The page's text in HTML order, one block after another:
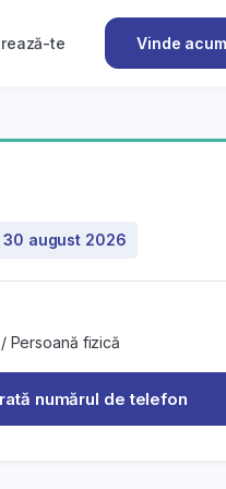
te Vinde acum
30 august 2026
Persoană fizică
numărul de telefon